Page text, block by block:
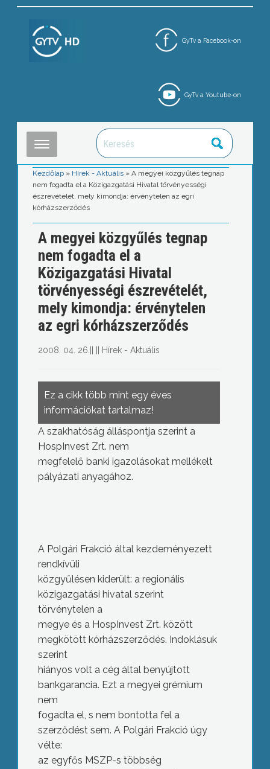
GyTv a Facebook-on
GyTv a Youtube-on
Kezdőlap » Hírek - Aktuális »A megyei közgyűlés tegnap
nem fogadta el a Közigazgatási Hivatal törvényességi
észrevételét, mely kimondja: érvénytelen az egri
kórházszerződés
A megyei közgyűlés tegnap
nem fogadta el a
Közigazgatási Hivatal
törvényességi észrevételét,
mely kimondja: érvénytelen
az egri kórházszerződés
2008. 04. 26. Hírek - Aktuális
Ez a cikk több mint egy éves
információkat tartalmaz!
A szakhatóság álláspontja szerint a
HospInvest Zrt. nem
megfelelő banki igazolásokat mellékelt
pályázati anyagához.
A Polgári Frakció által kezdeményezett
rendkívüli
közgyűlésen kiderült: a regionális
közigazgatási hivatal szerint
törvénytelen a
megye és a HospInvest Zrt. között
megkötött kórházszerződés. Indoklásuk
szerint
hiányos volt a cég által benyújtott
bankgarancia. Ezt a megyei grémium
nem
fogadta el, s nem bontotta fel a
szerződést sem. A Polgári Frakció úgy
vélte:
az egyfős MSZP-s többség